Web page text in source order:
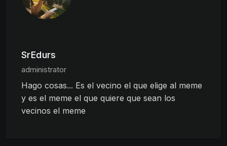
SrEdurs
administrator
Hago cosas... Es el vecino el que elige al meme
y es el meme el que quiere que sean los
vecinos el meme